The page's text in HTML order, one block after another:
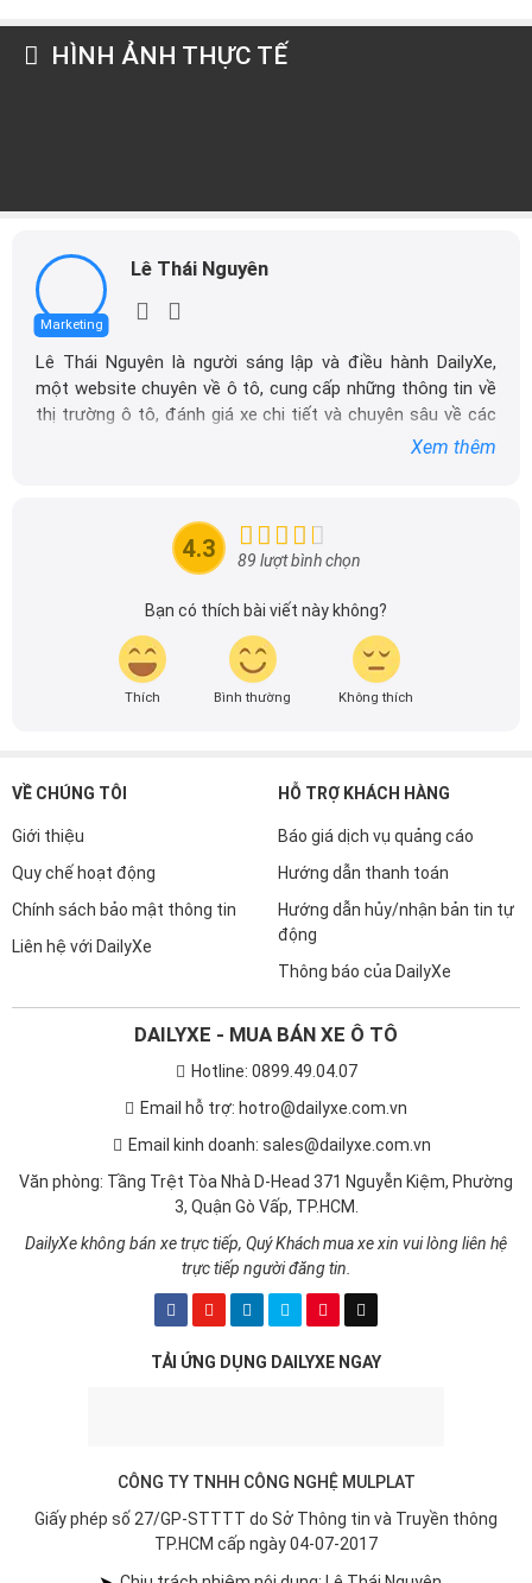
HÌNH ẢNH THỰC TẾ
Marketing
Lê Thái Nguyên
Lê Thái Nguyên là người sáng lập và điều hành DailyXe,
một website chuyên về ô tô, cung cấp những thông tin về
thị trường ô tô, đánh giá xe chi tiết và chuyên sâu về các
đầu cho những người yêu thích ô tô tại Việt Nam. Hãy
theo dõi tôi để cập nhật thông tin về thị trường ô tô
Xem thêm
4.3 89 lượt bình chọn
Bạn có thích bài viết này không?
Thích Bình thường Không thích
VỀ CHÚNG TÔI
Giới thiệu
Quy chế hoạt động
Chính sách bảo mật thông tin
Liên hệ với DailyXe
HỖ TRỢ KHÁCH HÀNG
Báo giá dịch vụ quảng cáo
Hướng dẫn thanh toán
Hướng dẫn hủy/nhận bản tin tự
động
Thông báo của DailyXe
DAILYXE - MUA BÁN XE Ô TÔ
Hotline: 0899.49.04.07
Email hỗ trợ: hotro@dailyxe.com.vn
Email kinh doanh: sales@dailyxe.com.vn
Văn phòng: Tầng Trệt Tòa Nhà D-Head 371 Nguyễn Kiệm, Phường
3, Quận Gò Vấp, TP.HCM.
DailyXe không bán xe trực tiếp, Quý Khách mua xe xin vui lòng liên hệ
trực tiếp người đăng tin.
TẢI ỨNG DỤNG DAILYXE NGAY
CÔNG TY TNHH CÔNG NGHỆ MULPLAT
Giấy phép số 27/GP-STTTT do Sở Thông tin và Truyền thông
TP.HCM cấp ngày 04-07-2017